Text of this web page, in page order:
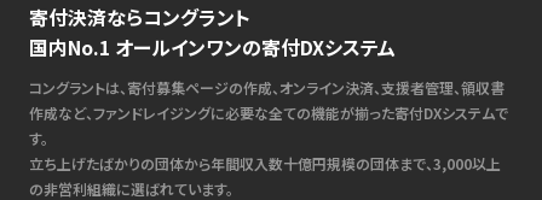
寄付決済ならコングラント
国内No.1 オールインワンの寄付DXシステム
コングラントは、寄付募集ページの作成、オンライン決済、支援者管理、領収書
作成など、ファンドレイジングに必要な全ての機能が揃った寄付DXシステムで
す。
立ち上げたばかりの団体から年間収入数十億円規模の団体まで、3,000以上
の非営利組織に選ばれています。